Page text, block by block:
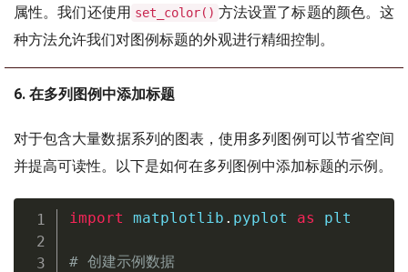
属性。我们还使用 set_color() 方法设置了标题的颜色。这
种方法允许我们对图例标题的外观进行精细控制。
6. 在多列图例中添加标题
对于包含大量数据系列的图表，使用多列图例可以节省空间
并提高可读性。以下是如何在多列图例中添加标题的示例。
import matplotlib . pyplot as plt
# 创建示例数据